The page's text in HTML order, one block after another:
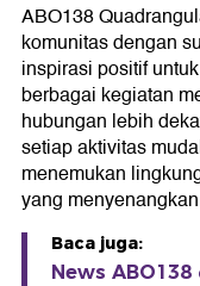
ABO138
komunitas dengan
inspirasi positif
berbagai kegiatan
hubungan lebih
setiap aktivitas
menemukan
yang
Baca juga:
News